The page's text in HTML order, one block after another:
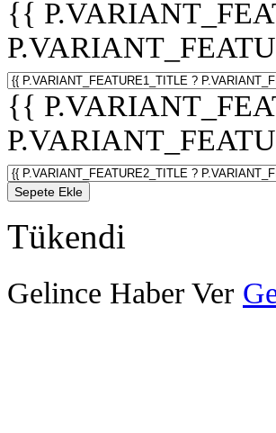
{{
{{
Sepete Ekle
Tükendi
Gelince Haber Ver